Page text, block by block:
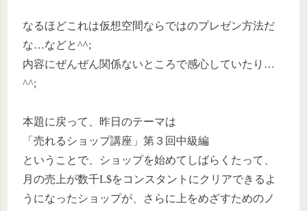
なるほどこれは仮想空間ならではのプレゼン方法だ
な…などと^^;
内容にぜんぜん関係ないところで感心していたり…
^^;
本題に戻って、昨日のテーマは
「売れるショップ講座」第３回中級編
ということで、ショップを始めてしばらくたって、
月の売上が数千L$をコンスタントにクリアできるよ
うになったショップが、さらに上をめざすためのノ